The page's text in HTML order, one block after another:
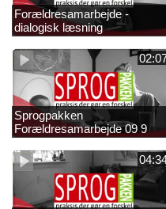
Forældresamarbejde -
dialogisk læsning
Sprogpakken
Forældresamarbejde 09 9